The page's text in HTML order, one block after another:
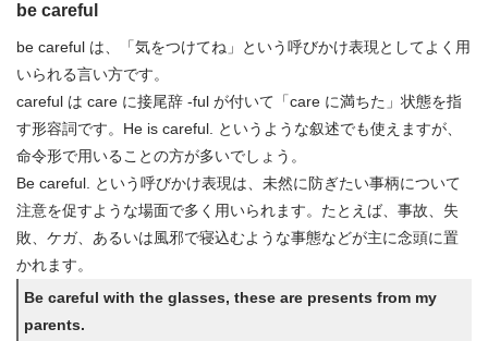
be careful
be careful は、「気をつけてね」という呼びかけ表現としてよく用
いられる言い方です。
careful は care に接尾辞 -ful が付いて「care に満ちた」状態を指
す形容詞です。He is careful. というような叙述でも使えますが、
命令形で用いることの方が多いでしょう。
Be careful. という呼びかけ表現は、未然に防ぎたい事柄について
注意を促すような場面で多く用いられます。たとえば、事故、失
敗、ケガ、あるいは風邪で寝込むような事態などが主に念頭に置
かれます。
Be careful with the glasses, these are presents from my
parents.